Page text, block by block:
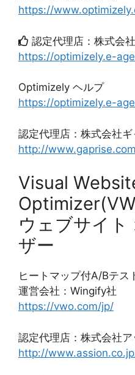
https://
認定代理店：株式会
https://optimizely.e-
Optimizely ヘルプ
https://optimizely.e-
認定代理店：株式会社
http://
Visual
ウェブサイト
ザー
ヒートマップ付A/Bテス
運営会社：Wingify社
https://vwo.com/jp/
認定代理店：株式会社ア
http://